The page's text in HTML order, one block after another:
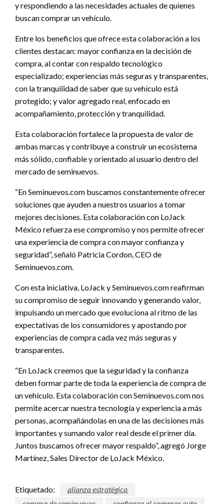
y respondiendo a las necesidades actuales de quienes
buscan comprar un vehículo.
Entre los beneficios que ofrece esta colaboración a los
clientes destacan: mayor confianza en la decisión de
compra, al contar con respaldo tecnológico
especializado; experiencias más seguras y transparentes,
con la tranquilidad de saber que su vehículo está
protegido; y valor agregado real, enfocado en
acompañamiento, protección y tranquilidad.
Esta colaboración fortalece la propuesta de valor de
ambas marcas y contribuye a construir un ecosistema
más sólido, confiable y orientado al usuario dentro del
mercado de seminuevos.
“En Seminuevos.com buscamos constantemente ofrecer
soluciones que ayuden a nuestros usuarios a tomar
mejores decisiones. Esta colaboración con LoJack
México refuerza ese compromiso y nos permite ofrecer
una experiencia de compra con mayor confianza y
seguridad”, señaló Patricia Cordon, CEO de
Seminuevos.com.
Con esta iniciativa, LoJack y Seminuevos.com reafirman
su compromiso de seguir innovando y generando valor,
impulsando un mercado que evoluciona al ritmo de las
expectativas de los consumidores y apostando por
experiencias de compra cada vez más seguras y
transparentes.
“En LoJack creemos que la seguridad y la confianza
deben formar parte de toda la experiencia de compra de
un vehículo. Esta colaboración con Seminuevos.com nos
permite acercar nuestra tecnología y experiencia a más
personas, acompañándolas en una de las decisiones más
importantes y sumando valor real desde el primer día.
Juntos buscamos ofrecer mayor respaldo”, agregó Jorge
Martínez, Sales Director de LoJack México.
Etiquetado:
alianza estratégica